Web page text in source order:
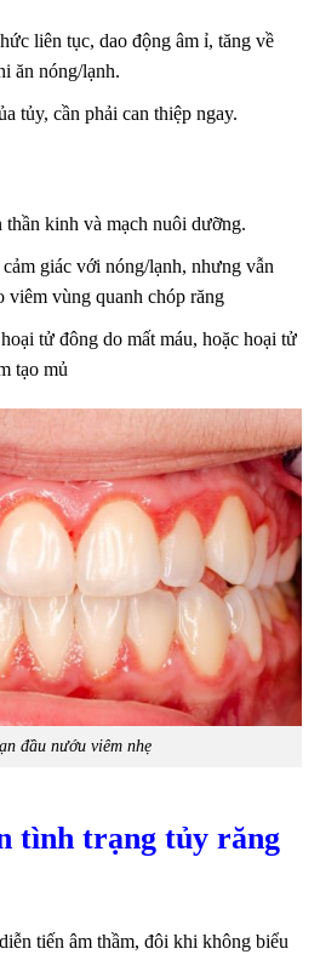
liên tục, dao động âm ỉ, tăng về
ăn nóng/lạnh.
tủy, cần phải can thiệp ngay.
kinh và mạch nuôi dưỡng.
giác với nóng/lạnh, nhưng vẫn
viêm vùng quanh chóp răng
tử đông do mất máu, hoặc hoại tử
tạo mủ
đầu nướu viêm nhẹ
tình trạng tủy răng
tiến âm thầm, đôi khi không biểu